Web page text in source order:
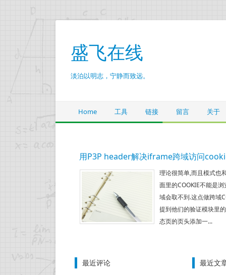
盛飞在线
淡泊以明志，宁静而致远。
Home 工具 链接 留言 关于
用P3P header解决iframe跨域访问
理论很简单,而且模式也
面里的COOKIE不能是
域会取不到.这点做跨域
提到他们的验证模块里
态页的页头添加一...
最近评论
最近文